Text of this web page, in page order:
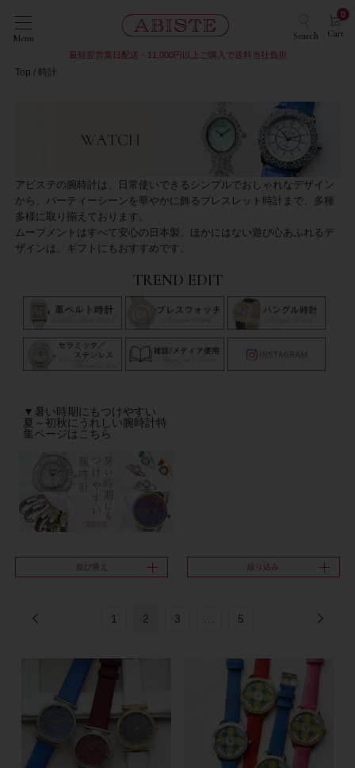
Menu Search Cart
0
最短翌営業日配送・11,000円以上ご購入で送料当社負担
Top 時計
アビステの腕時計は、日常使いできるシンプルでおしゃれなデザイン
から、パーティーシーンを華やかに飾るブレスレット時計まで、多種
多様に取り揃えております。
ムーブメントはすべて安心の日本製。ほかにはない遊び心あふれるデ
ザインは、ギフトにもおすすめです。
TREND EDIT
▼暑い時期にもつけやすい
夏～初秋にうれしい腕時計特
集ページはこちら
並び替え 絞り込み
1 2 3 5